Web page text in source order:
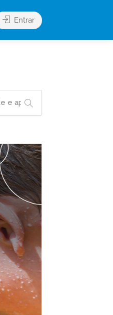
Entrar